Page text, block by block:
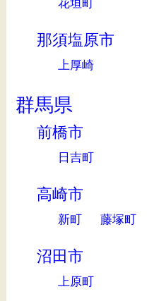
那須塩原市
上厚崎
群馬県
前橋市
日吉町
高崎市
新町 藤塚町
沼田市
上原町